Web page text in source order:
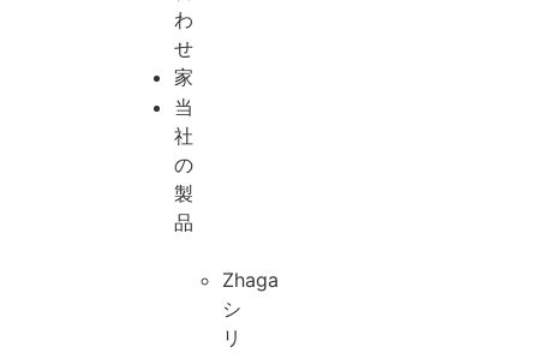
わ
せ
家
当
社
の
製
品
Zhaga
シ
リ